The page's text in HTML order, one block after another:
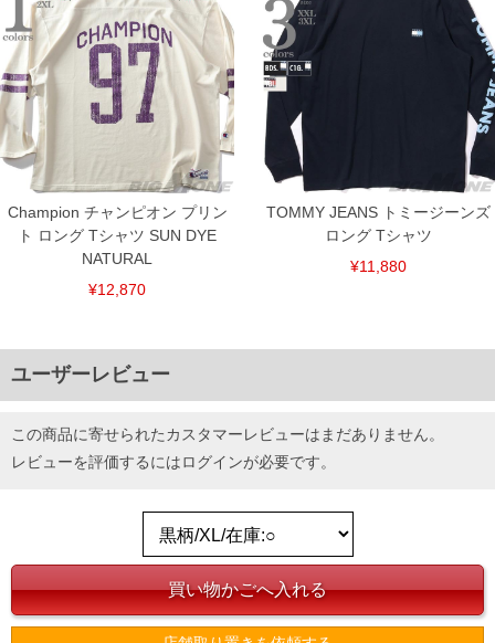
Champion チャンピオン プリン
ト ロング Tシャツ SUN DYE
NATURAL
¥12,870
TOMMY JEANS トミージーンズ
ロング Tシャツ
¥11,880
ユーザーレビュー
この商品に寄せられたカスタマーレビューはまだありません。
レビューを評価するにはログインが必要です。